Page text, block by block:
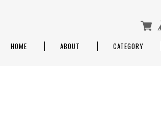
HOME ABOUT CATEGORY